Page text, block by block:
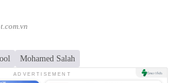
Mohamed Salah
ADVERTISEMENT